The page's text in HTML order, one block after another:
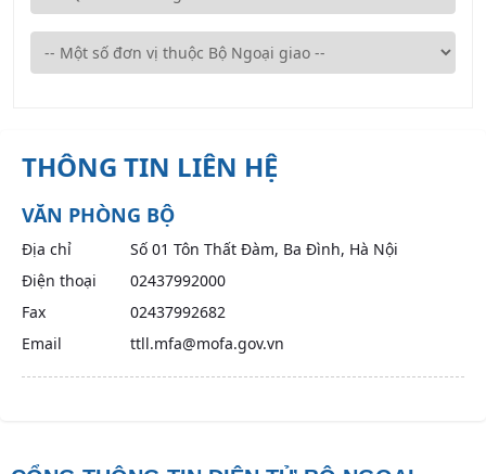
THÔNG TIN LIÊN HỆ
VĂN PHÒNG BỘ
Địa chỉ
Số 01 Tôn Thất Đàm, Ba Đình, Hà Nội
Điện thoại
02437992000
Fax
02437992682
Email
ttll.mfa@mofa.gov.vn